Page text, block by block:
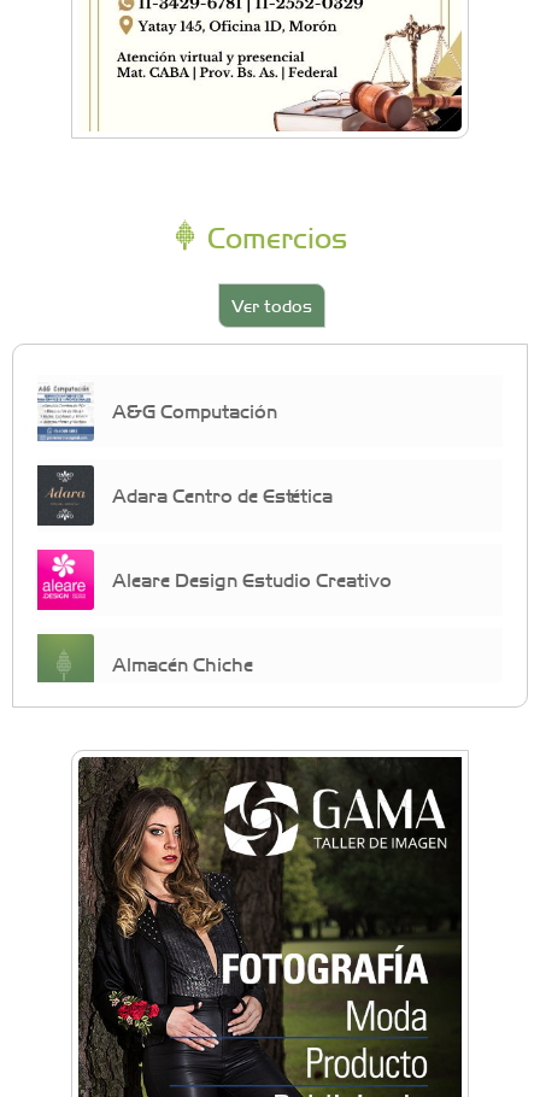
Comercios
Ver todos
A&G Computación
Adara Centro de Estética
Aleare Design Estudio Creativo
Almacén Chiche
crecimiento personal
Arq. Horacio Alejandro Sánchez
Artística ApasionArte
Artística Catalina
Artística Veral